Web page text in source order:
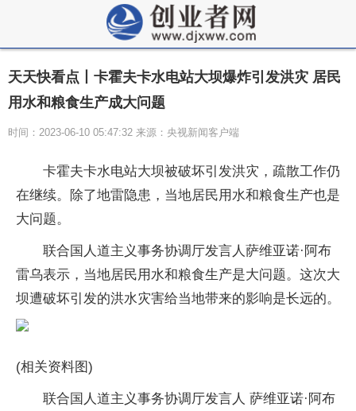
天天快看点丨卡霍夫卡水电站大坝爆炸引发洪灾 居民
用水和粮食生产成大问题
时间：2023-06-10 05:47:32 来源：央视新闻客户端
卡霍夫卡水电站大坝被破坏引发洪灾，疏散工作仍
在继续。除了地雷隐患，当地居民用水和粮食生产也是
大问题。
联合国人道主义事务协调厅发言人萨维亚诺·阿布
雷乌表示，当地居民用水和粮食生产是大问题。这次大
坝遭破坏引发的洪水灾害给当地带来的影响是长远的。
(相关资料图)
联合国人道主义事务协调厅发言人 萨维亚诺·阿布